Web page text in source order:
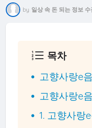
by 일상 속 돈 되는 정보
목차
고향사랑e
고향사랑e
1. 고향사랑